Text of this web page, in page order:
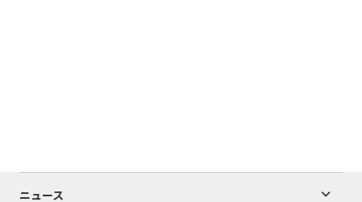
ニュース